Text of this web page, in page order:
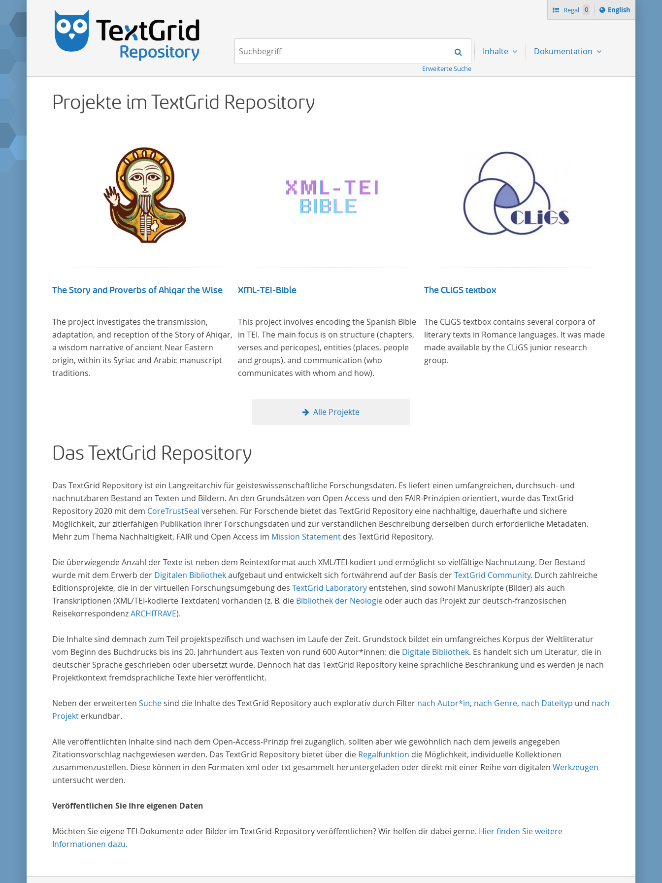
Regal 0
Switch
language
English
Navigation Suchen
Erweiterte Suche
Inhalte Dokumentation
Projekte im TextGrid Repository
The Story and Proverbs of Ahiqar the Wise
The project investigates the transmission,
adaptation, and reception of the Story of Ahiqar,
a wisdom narrative of ancient Near Eastern
origin, within its Syriac and Arabic manuscript
traditions.
XML-TEI-Bible
This project involves encoding the Spanish Bible
in TEI. The main focus is on structure (chapters,
verses and pericopes), entities (places, people
and groups), and communication (who
communicates with whom and how).
The CLiGS textbox
The CLiGS textbox contains several corpora of
literary texts in Romance languages. It was made
made available by the CLiGS junior research
group.
Alle Projekte
Das TextGrid Repository
Das TextGrid Repository ist ein Langzeitarchiv für geisteswissenschaftliche Forschungsdaten. Es liefert einen umfangreichen, durchsuch- und
nachnutzbaren Bestand an Texten und Bildern. An den Grundsätzen von Open Access und den FAIR-Prinzipien orientiert, wurde das TextGrid
Repository 2020 mit dem CoreTrustSeal versehen. Für Forschende bietet das TextGrid Repository eine nachhaltige, dauerhafte und sichere
Möglichkeit, zur zitierfähigen Publikation ihrer Forschungsdaten und zur verständlichen Beschreibung derselben durch erforderliche Metadaten.
Mehr zum Thema Nachhaltigkeit, FAIR und Open Access im Mission Statementdes TextGrid Repository.
Die überwiegende Anzahl der Texte ist neben dem Reintextformat auch XML/TEI-kodiert und ermöglicht so vielfältige Nachnutzung. Der Bestand
wurde mit dem Erwerb der Digitalen Bibliothekaufgebaut und entwickelt sich fortwährend auf der Basis derTextGrid Community. Durch zahlreiche
Editionsprojekte, die in der virtuellen Forschungsumgebung des TextGrid Laboratoryentstehen, sind sowohl Manuskripte (Bilder) als auch
Transkriptionen (XML/TEI-kodierte Textdaten) vorhanden (z. B. die Bibliothek der Neologieoder auch das Projekt zur deutsch-französischen
ReisekorrespondenzARCHITRAVE).
Die Inhalte sind demnach zum Teil projektspezifisch und wachsen im Laufe der Zeit. Grundstock bildet ein umfangreiches Korpus der Weltliteratur
vom Beginn des Buchdrucks bis ins 20. Jahrhundert aus Texten von rund 600 Autor*innen: die Digitale Bibliothek. Es handelt sich um Literatur, die in
deutscher Sprache geschrieben oder übersetzt wurde. Dennoch hat das TextGrid Repository keine sprachliche Beschränkung und es werden je nach
Projektkontext fremdsprachliche Texte hier veröffentlicht.
Neben der erweiterten Suchesind die Inhalte des TextGrid Repository auch explorativ durch Filter nach Autor*in, nach Genre, nach Dateityp und nach
Projekterkundbar.
Alle veröffentlichten Inhalte sind nach dem Open-Access-Prinzip frei zugänglich, sollten aber wie gewöhnlich nach dem jeweils angegeben
Zitationsvorschlag nachgewiesen werden. Das TextGrid Repository bietet über die Regalfunktion die Möglichkeit, individuelle Kollektionen
zusammenzustellen. Diese können in den Formaten xml oder txt gesammelt heruntergeladen oder direkt mit einer Reihe von digitalen Werkzeugen
untersucht werden.
Veröffentlichen Sie Ihre eigenen Daten
Möchten Sie eigene TEI-Dokumente oder Bilder im TextGrid-Repository veröffentlichen? Wir helfen dir dabei gerne. Hier finden Sie weitere
Informationen dazu.